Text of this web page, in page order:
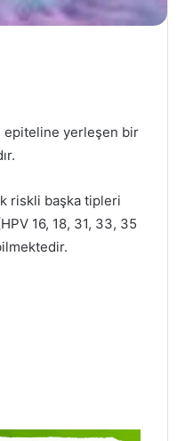
epiteline yerleşen bir
riskli başka tipleri
16, 18, 31, 33, 35